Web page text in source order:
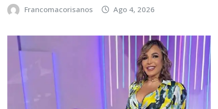
Francomacorisanos Ago 4, 2026